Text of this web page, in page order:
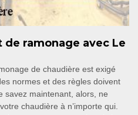
ramonage avec Le
de chaudière est exigé
normes et des règles doivent
savez maintenant, alors, ne
chaudière à n’importe qui.